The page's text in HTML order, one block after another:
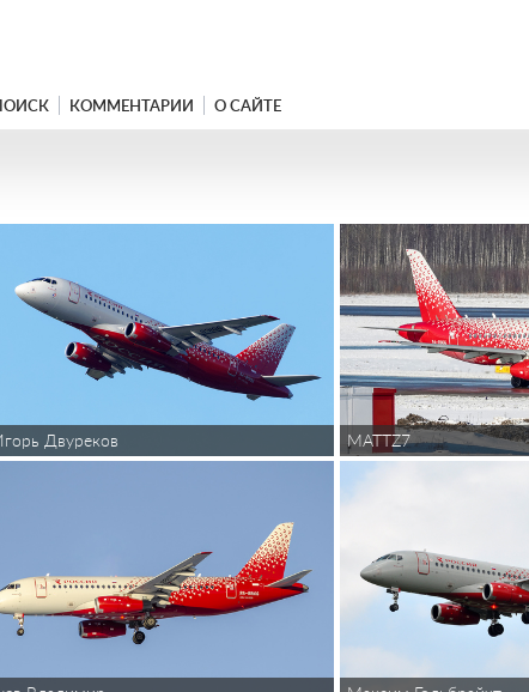
КОММЕНТАРИИ О САЙТЕ
Двуреков MATTZ7